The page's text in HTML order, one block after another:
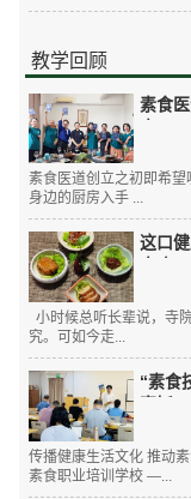
教学回顾
素食
素食医道创立之初即希
身边的厨房入手 ...
这口
小时候总听长辈说，寺
究。可如今走...
“素食
传播健康生活文化 推动
素食职业培训学校 —...